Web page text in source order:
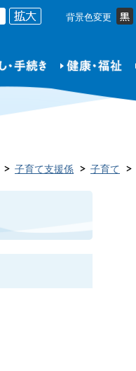
背景色変更
子育て支援係 子育て